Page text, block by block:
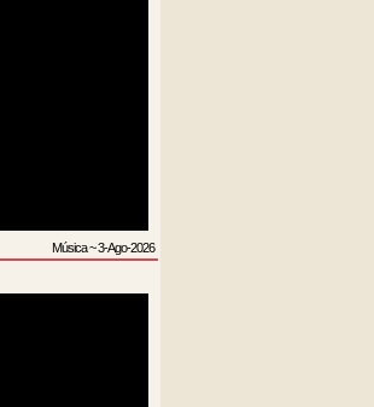
Música~3-Ago-2026